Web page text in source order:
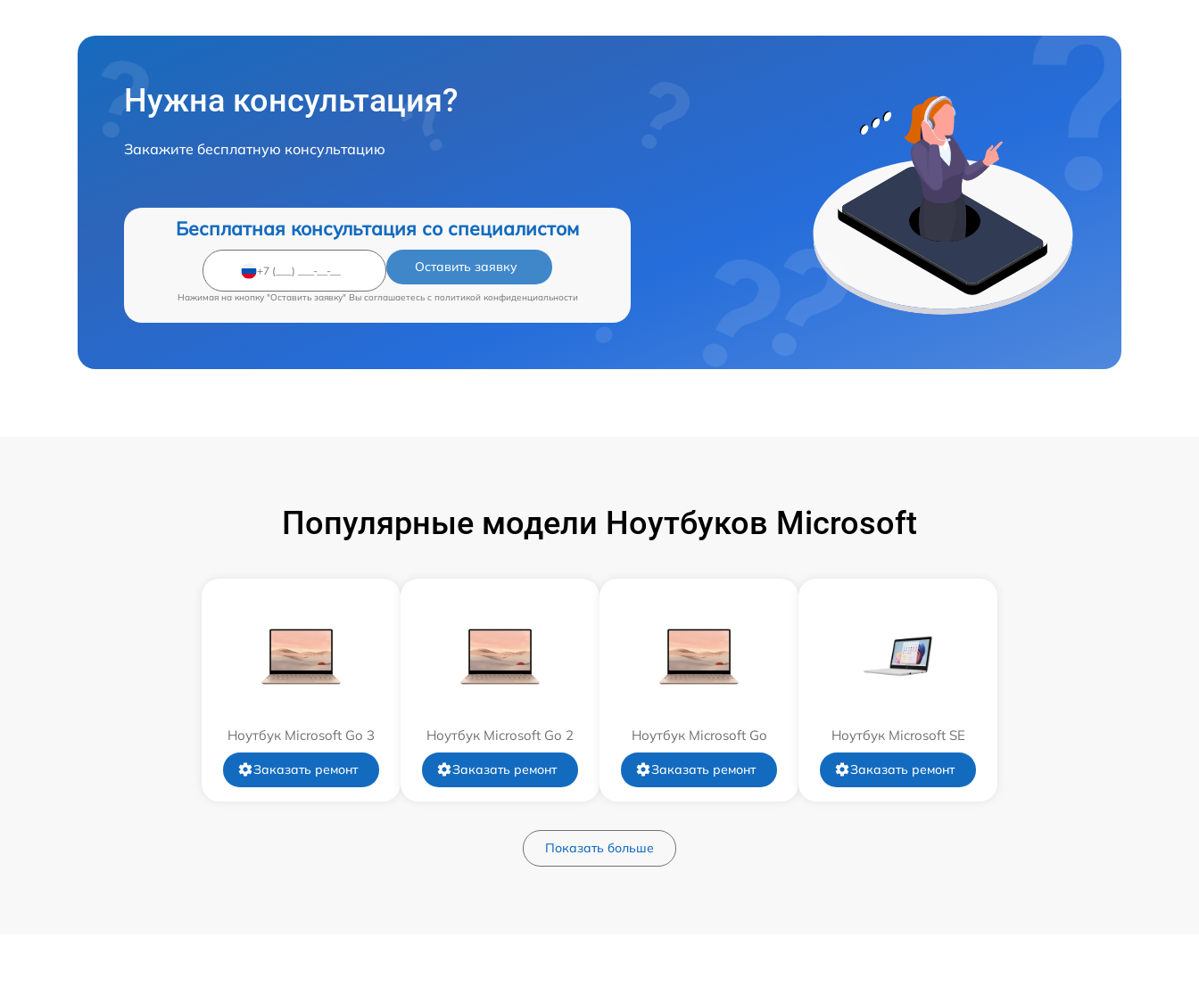
Нужна консультация?
Закажите бесплатную консультацию
Бесплатная консультация со специалистом
Оставить заявку
Нажимая на кнопку "Оставить заявку" Вы соглашаетесь c политикой конфиденциальности
Популярные модели Ноутбуков Microsoft
Ноутбук Microsoft Go 3
Заказать ремонт
Ноутбук Microsoft Go 2
Заказать ремонт
Ноутбук Microsoft Go
Заказать ремонт
Ноутбук Microsoft SE
Заказать ремонт
Показать больше